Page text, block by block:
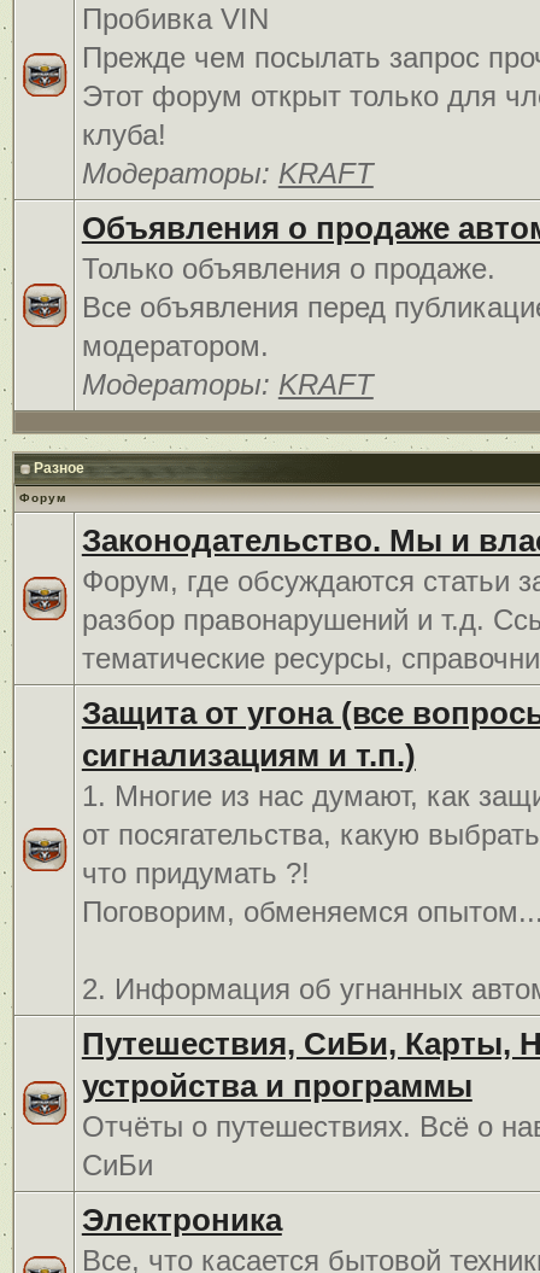
Пробивка VIN
Прежде чем посылать запрос
Этот форум открыт только для
клуба!
Модераторы: KRAFT
Объявления о продаже
Только объявления о продаже.
Все объявления перед
модератором.
Модераторы: KRAFT
Разное
Форум
Законодательство. Мы и
Форум, где обсуждаются статьи
разбор правонарушений и т.д.
тематические ресурсы,
Защита от угона (все
сигнализациям и т.п.)
1. Многие из нас думают, как
от посягательства, какую
что придумать ?!
Поговорим, обменяемся
2. Информация об угнанных
Путешествия, СиБи, Карты,
устройства и программы
Отчёты о путешествиях. Всё о
СиБи
Электроника
Все, что касается бытовой